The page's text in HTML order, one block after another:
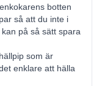
botten
så att du inte i
på så sätt spara
som är
enklare att hälla